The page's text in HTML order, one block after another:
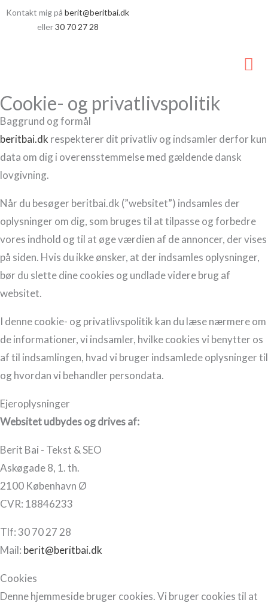
GåKontakt mig på berit@beritbai.dk
eller30 70 27 28
Cookie- og privatlivspolitik
Baggrund og formål
beritbai.dk respekterer dit privatliv og indsamler derfor kun
data om dig i overensstemmelse med gældende dansk
lovgivning.
Når du besøger beritbai.dk (”websitet”) indsamles der
oplysninger om dig, som bruges til at tilpasse og forbedre
vores indhold og til at øge værdien af de annoncer, der vises
på siden. Hvis du ikke ønsker, at der indsamles oplysninger,
bør du slette dine cookies og undlade videre brug af
websitet.
I denne cookie- og privatlivspolitik kan du læse nærmere om
de informationer, vi indsamler, hvilke cookies vi benytter os
af til indsamlingen, hvad vi bruger indsamlede oplysninger til
og hvordan vi behandler persondata.
Ejeroplysninger
Websitet udbydes og drives af:
Berit Bai - Tekst & SEO
Askøgade 8, 1. th.
2100 København Ø
CVR: 18846233
Tlf: 30 70 27 28
Mail: berit@beritbai.dk
Cookies
Denne hjemmeside bruger cookies. Vi bruger cookies til at